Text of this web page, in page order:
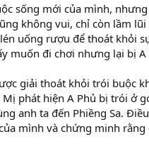
sống mới của mình,
không vui, chỉ còn lầm
uống rượu để thoát khỏi
muốn đi chơi nhưng lại bị
giải thoát khỏi trói buộc
phát hiện A Phủ bị trói ở
anh ta đến Phiềng Sa.
mình và chứng minh